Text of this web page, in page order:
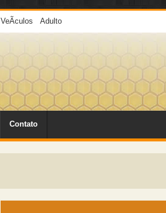
VeÃ­culos Adulto
Contato